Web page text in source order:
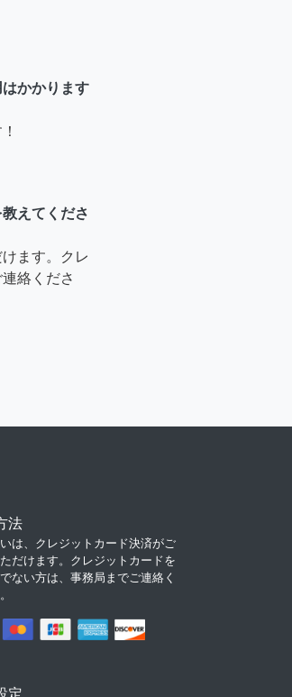
かかります
えてくださ
ます。クレ
絡くださ
法
は、クレジットカード決済がご
だけます。クレジットカードを
ない方は、事務局までご連絡く
定